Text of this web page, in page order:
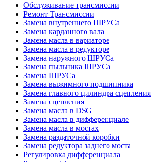
Обслуживание трансмиссии
Ремонт Трансмиссии
Замена внутреннего ШРУСа
Замена карданного вала
Замена масла в вариаторе
Замена масла в редукторе
Замена наружного ШРУСа
Замена пыльника ШРУСа
Замена ШРУСа
Замена выжимного подшипника
Замена главного цилиндра сцепления
Замена сцепления
Замена масла в DSG
Замена масла в дифференциале
Замена масла в мостах
Замена раздаточной коробки
Замена редуктора заднего моста
Регулировка дифференциала